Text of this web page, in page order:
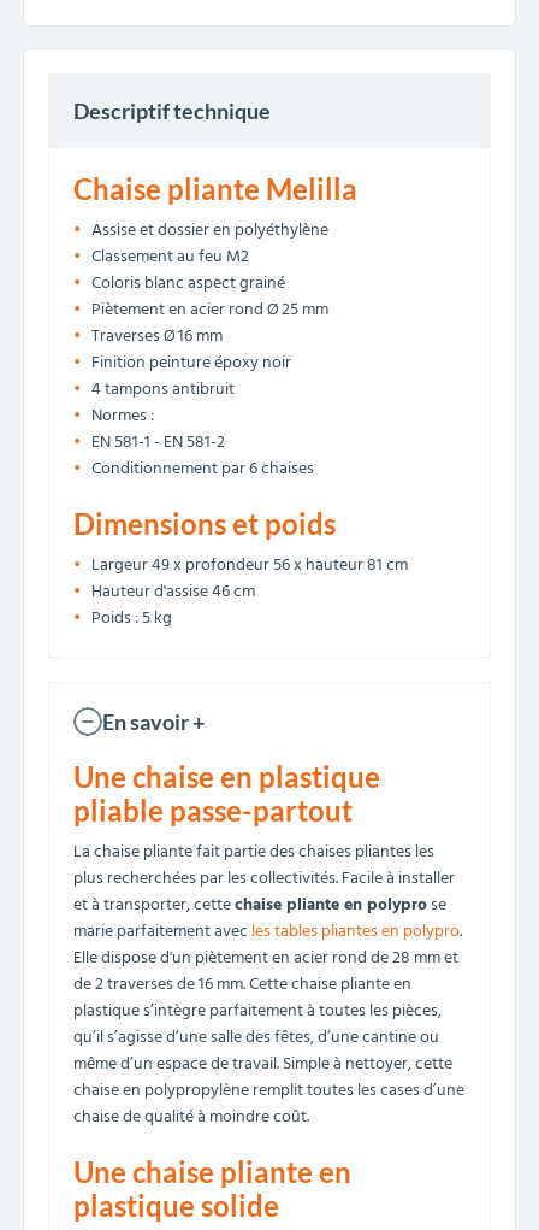
Descriptif technique
Chaise pliante Melilla
Assise et dossier en polyéthylène
Classement au feu M2
Coloris blanc aspect grainé
Piètement en acier rond Ø 25 mm
Traverses Ø 16 mm
Finition peinture époxy noir
4 tampons antibruit
Normes :
EN 581-1 - EN 581-2
Conditionnement par 6 chaises
Dimensions et poids
Largeur 49 x profondeur 56 x hauteur 81 cm
Hauteur d'assise 46 cm
Poids : 5 kg
En savoir +
Une chaise en plastique
pliable passe-partout
La chaise pliante fait partie des chaises pliantes les
plus recherchées par les collectivités. Facile à installer
et à transporter, cettechaise pliante en polyprose
marie parfaitement avec les tables pliantes en polypro.
Elle dispose d'un piètement en acier rond de 28 mm et
de 2 traverses de 16 mm. Cette chaise pliante en
plastique s’intègre parfaitement à toutes les pièces,
qu’il s’agisse d’une salle des fêtes, d’une cantine ou
même d’un espace de travail. Simple à nettoyer, cette
chaise en polypropylène remplit toutes les cases d’une
chaise de qualité à moindre coût.
Une chaise pliante en
plastique solide